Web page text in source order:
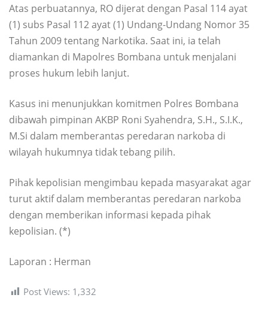
Atas perbuatannya, RO dijerat dengan Pasal 114 ayat
(1) subs Pasal 112 ayat (1) Undang-Undang Nomor 35
Tahun 2009 tentang Narkotika. Saat ini, ia telah
diamankan di Mapolres Bombana untuk menjalani
proses hukum lebih lanjut.
Kasus ini menunjukkan komitmen Polres Bombana
dibawah pimpinan AKBP Roni Syahendra, S.H., S.I.K.,
M.Si dalam memberantas peredaran narkoba di
wilayah hukumnya tidak tebang pilih.
Pihak kepolisian mengimbau kepada masyarakat agar
turut aktif dalam memberantas peredaran narkoba
dengan memberikan informasi kepada pihak
kepolisian. (*)
Laporan : Herman
Post Views: 1,332